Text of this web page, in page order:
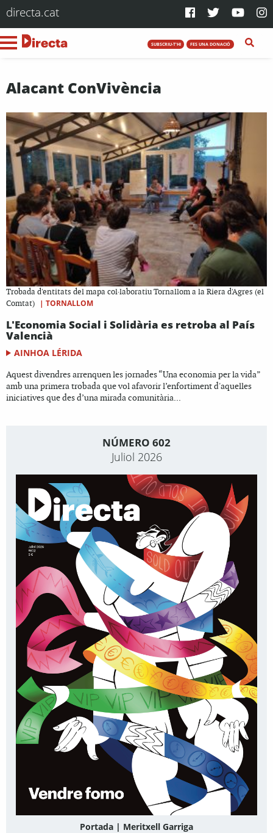
directa.cat
SUBSCRIU-T'HI FES UNA DONACIÓ
Alacant ConVivència
Trobada d'entitats del mapa col·laboratiu Tornallom a la Riera d'Agres (el
Comtat)
| TORNALLOM
L'Economia Social i Solidària es retroba al País
Valencià
AINHOA LÉRIDA
Aquest divendres arrenquen les jornades “Una economia per la vida”
amb una primera trobada que vol afavorir l’enfortiment d'aquelles
iniciatives que des d’una mirada comunitària...
NÚMERO 602
Juliol 2026
Portada | Meritxell Garriga